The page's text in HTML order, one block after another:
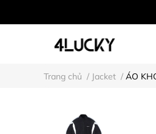
Trang chủ / Jacket / ÁO